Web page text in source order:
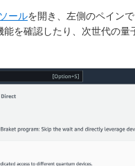
ールを開き、左側のペインで
を確認したり、次世代の